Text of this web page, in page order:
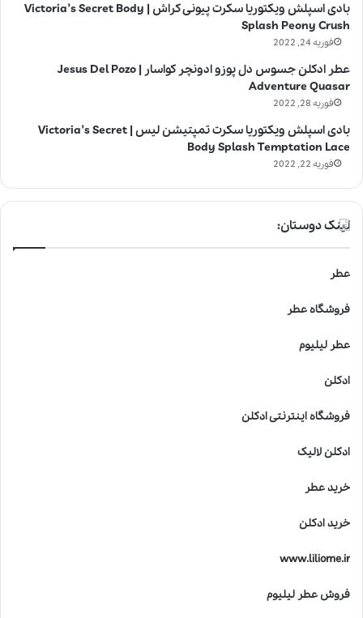
بادی اسپلش ویکتوریا سکرت پیونی کراش | Victoria’s Secret Body
Splash Peony Crush
فوریه 24, 2022
عطر ادکلن جسوس دل پوزو ادونچر کواسار | Jesus Del Pozo
Adventure Quasar
فوریه 28, 2022
بادی اسپلش ویکتوریا سکرت تمپتیشن لیس | Victoria’s Secret
Body Splash Temptation Lace
فوریه 22, 2022
لینک دوستان:
عطر
فروشگاه عطر
عطر لیلیوم
ادکلن
فروشگاه اینترنتی ادکلن
ادکلن لالیک
خرید عطر
خرید ادکلن
www.liliome.ir
فروش عطر لیلیوم